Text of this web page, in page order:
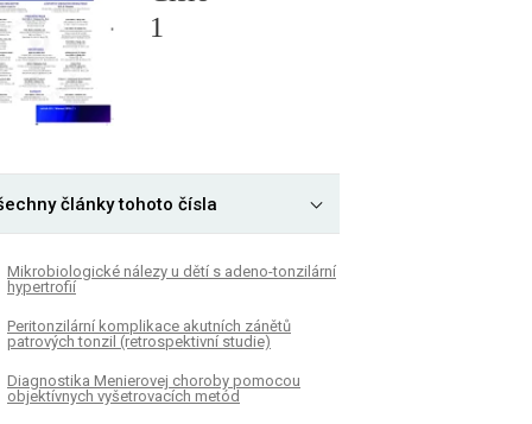
1
články tohoto čísla
Mikrobiologické nálezy u dětí s adeno-tonzilární
hypertrofií
Peritonzilární komplikace akutních zánětů
patrových tonzil (retrospektivní studie)
Diagnostika Menierovej choroby pomocou
objektívnych vyšetrovacích metód